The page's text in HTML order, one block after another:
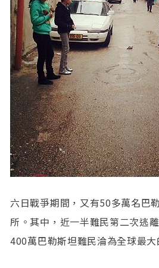
六日戰爭期間，又有50多萬名巴
所。其中，近一半難民第二次逃
400萬巴勒斯坦難民淪為全球最大